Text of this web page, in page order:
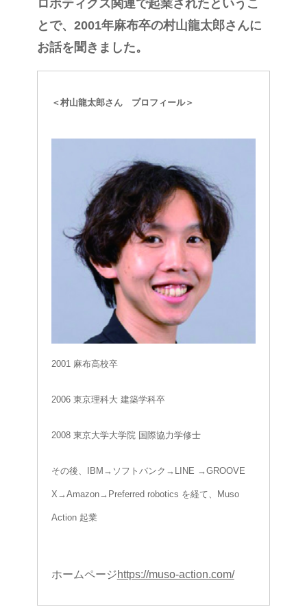
ロボティクス関連で起業されたというこ
とで、2001年麻布卒の村山龍太郎さんに
お話を聞きました。
＜村山龍太郎さん プロフィール＞
2001 麻布高校卒
2006 東京理科大 建築学科卒
2008 東京大学大学院 国際協力学修士
その後、IBM→ソフトバンク→LINE →GROOVE
X→Amazon→Preferred robotics を経て、Muso
Action 起業
ホームページhttps://muso-action.com/